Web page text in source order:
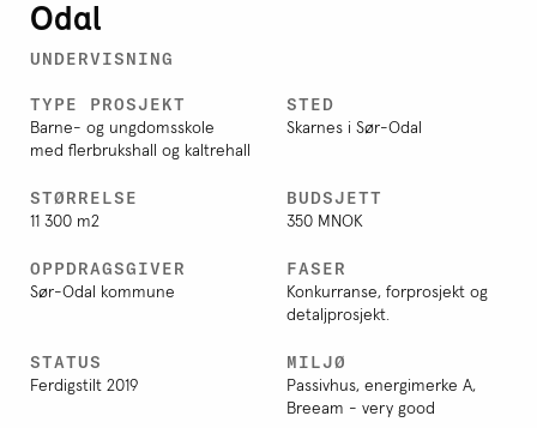
Odal
UNDERVISNING
TYPE PROSJEKT
Barne- og ungdomsskole
med flerbrukshall og kaltrehall
STED
Skarnes i Sør-Odal
STØRRELSE
11 300 m2
BUDSJETT
350 MNOK
OPPDRAGSGIVER
Sør-Odal kommune
FASER
Konkurranse, forprosjekt og
detaljprosjekt.
STATUS
Ferdigstilt 2019
MILJØ
Passivhus, energimerke A,
Breeam - very good